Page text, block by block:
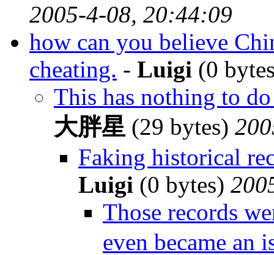
2005-4-08, 20:44:09
how can you believe
cheating. - Luigi (0
This has nothing to
大胖星 (29 bytes)
Faking historical
Luigi (0 bytes)
Those records
even became an